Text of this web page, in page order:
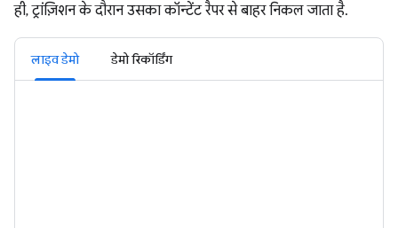
ही, ट्रांज़िशन के दौरान उसका कॉन्टेंट रैपर से बाहर निकल जाता है.
लाइव डेमो डेमो रिकॉर्डिंग